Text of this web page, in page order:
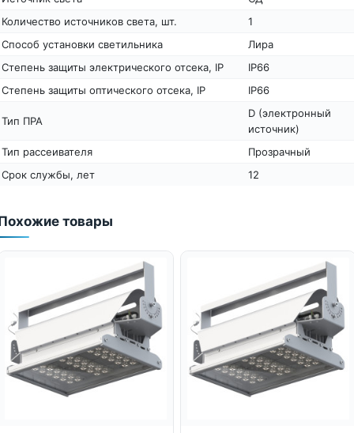
Количество источников света, шт.
1
Способ установки светильника
Лира
Степень защиты электрического отсека, IP
IP66
Степень защиты оптического отсека, IP
IP66
Тип ПРА
D (электронный
источник)
Тип рассеивателя
Прозрачный
Срок службы, лет
12
товары